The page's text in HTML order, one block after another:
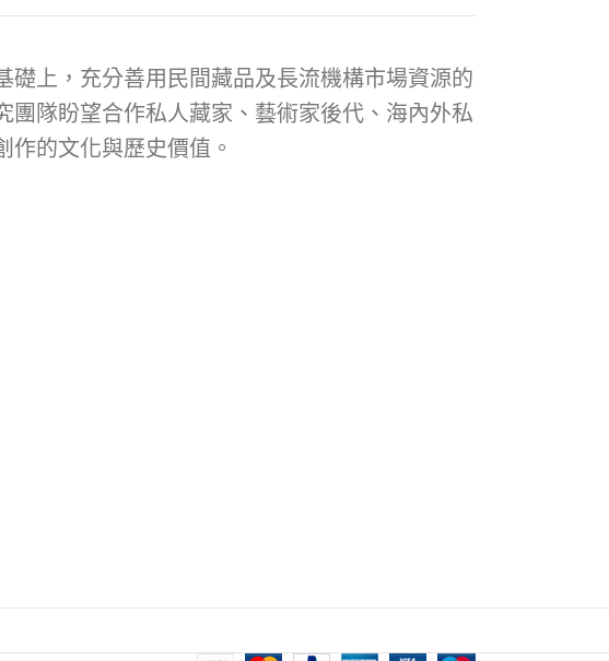
礎上，充分善用民間藏品及長流機構市場資源的
隊盼望合作私人藏家、藝術家後代、海內外私
的文化與歷史價值。